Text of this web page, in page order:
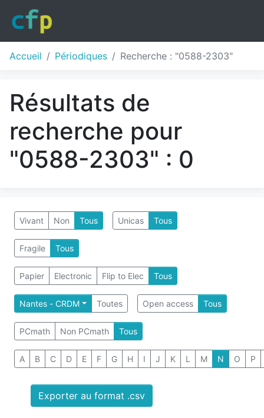
Accueil Périodiques Recherche : "0588-2303"
Résultats de
recherche pour
"0588-2303" : 0
Vivant Non Tous Unicas Tous
Fragile Tous
Papier Electronic Flip to Elec Tous
Nantes - CRDM Toutes Open access Tous
PCmath Non PCmath Tous
A B C D E F G H I J K L M N O P
Exporter au format .csv